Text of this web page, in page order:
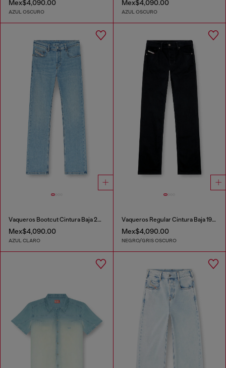
Mex$4,090.00
AZUL OSCURO
Mex$4,090.00
AZUL OSCURO
Vaqueros Bootcut Cintura Baja 2007 Zatiny
Mex$4,090.00
AZUL CLARO
Vaqueros Regular Cintura Baja 1985 Larkee
Mex$4,090.00
NEGRO/GRIS OSCURO